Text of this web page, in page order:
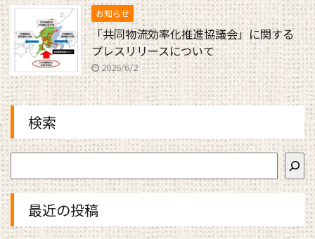
お知らせ
「共同物流効率化推進協議会」に関する
プレスリリースについて
2026/6/2
検索
最近の投稿